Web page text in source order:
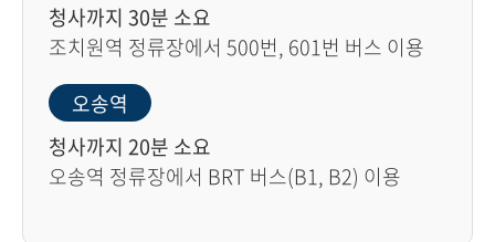
청사까지 30분 소요
조치원역 정류장에서 500번, 601번 버스 이용
오송역
청사까지 20분 소요
오송역 정류장에서 BRT 버스(B1, B2) 이용